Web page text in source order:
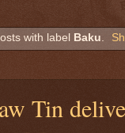
with label Baku.
Tin